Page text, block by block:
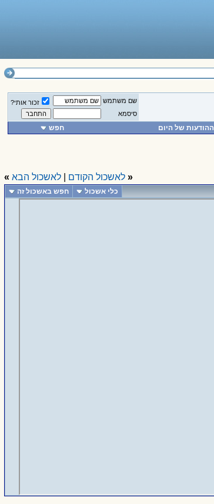
שם משתמש
זכור אותי?
סיסמא
ההודעות של היום חפש
« לאשכול הקודם לאשכול הבא »
כלי אשכול חפש באשכול זה